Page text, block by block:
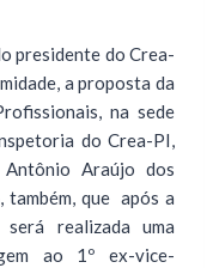
presidente do Crea-
a proposta da
na sede
do Crea-PI,
Antônio Araújo dos
que após a
realizada uma
ao 1º ex-vice-